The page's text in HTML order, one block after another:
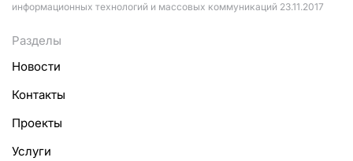
информационных технологий и массовых коммуникаций 23.11.2017
Разделы
Новости
Контакты
Проекты
Услуги